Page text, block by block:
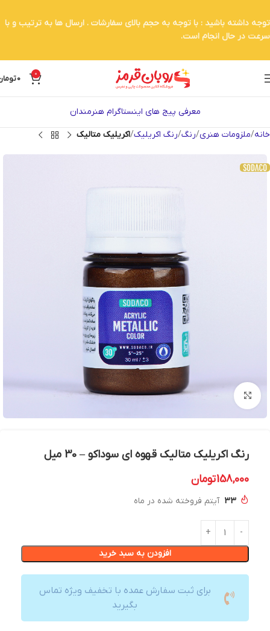
0
0
معرفی پیج های اینستاگرام هنرمندان
خانه ملزومات هنری رنگ رنگ اکریلیک اکریلیک متالیک
بزرگنمایی تصویر
رنگ اکریلیک متالیک قهوه ای سوداکو – 30 میل
158,000تومان
33 آیتم فروخته شده در ماه
افزودن به سبد خرید
برای ثبت سفارش عمده با تخفیف ویژه تماس
بگیرید
توجه داشته باشید : با توجه به حجم بالای سفارشات . ارسال ها به ترتیب و با
سرعت در حال انجام است.